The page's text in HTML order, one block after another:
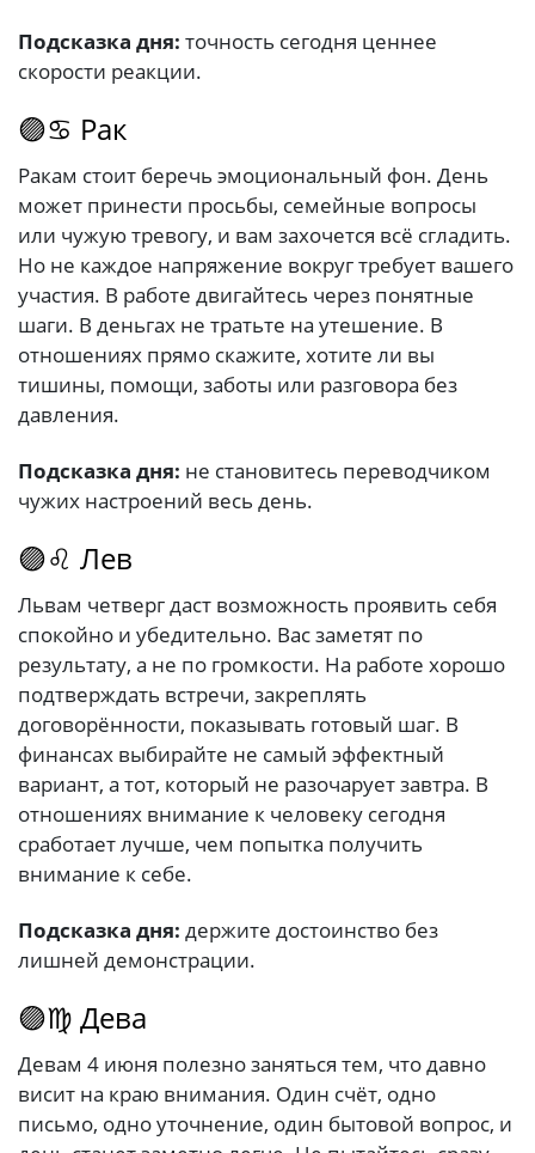
Подсказка дня: точность сегодня ценнее
скорости реакции.
🟣♋ Рак
Ракам стоит беречь эмоциональный фон. День
может принести просьбы, семейные вопросы
или чужую тревогу, и вам захочется всё сгладить.
Но не каждое напряжение вокруг требует вашего
участия. В работе двигайтесь через понятные
шаги. В деньгах не тратьте на утешение. В
отношениях прямо скажите, хотите ли вы
тишины, помощи, заботы или разговора без
давления.
Подсказка дня: не становитесь переводчиком
чужих настроений весь день.
🟣♌ Лев
Львам четверг даст возможность проявить себя
спокойно и убедительно. Вас заметят по
результату, а не по громкости. На работе хорошо
подтверждать встречи, закреплять
договорённости, показывать готовый шаг. В
финансах выбирайте не самый эффектный
вариант, а тот, который не разочарует завтра. В
отношениях внимание к человеку сегодня
сработает лучше, чем попытка получить
внимание к себе.
Подсказка дня: держите достоинство без
лишней демонстрации.
🟣♍ Дева
Девам 4 июня полезно заняться тем, что давно
висит на краю внимания. Один счёт, одно
письмо, одно уточнение, один бытовой вопрос, и